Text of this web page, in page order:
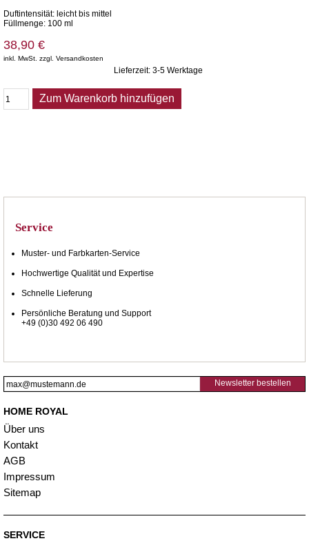
Duftintensität: leicht bis mittel
Füllmenge: 100 ml
38,90 €
inkl. MwSt. zzgl. Versandkosten
Lieferzeit: 3-5 Werktage
Zum Warenkorb hinzufügen
Service
Muster- und Farbkarten-Service
Hochwertige Qualität und Expertise
Schnelle Lieferung
Persönliche Beratung und Support
+49 (0)30 492 06 490
Newsletter bestellen
HOME ROYAL
Über uns
Kontakt
AGB
Impressum
Sitemap
SERVICE